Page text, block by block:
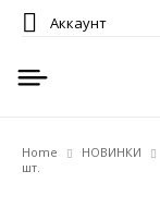
Аккаунт
Home НОВИНКИ
шт.